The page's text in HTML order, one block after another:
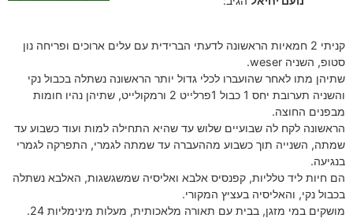
קניתי 2 חמאיות הראשונה לדעתי הברידית עם עלים ארוכים ופריחה נון
סטופ, השניה weser.
שתיהן מתו לאחר שהועברו לכלי גדול יותר הראשונה נשתלה בכבול נקי
והשניה תערובת יחס 1 כבול 1פרלייט 2 ורמקולייט, שתיהן נהיו חומות
מבפנים החוצה.
הראשונה לקח לה שבועיים שלוש עד שהיא התחילה למות ועוד כשבוע עד
שמתה, השנייה תוך כשבוע מההעברה עד שמתה לגמרי, התפרקה לגמרי
בנגיעה.
הם חיות ליד טלליות, קפנסיס אלבא ואליסיה שמשגשגות, האלבא נשתלה
בכבול נקי, והאליסיה בעציץ המקורי.
מושקים במי מזגן, בבית עם תאורה מלאכותית, מעלות מינימליות 24.